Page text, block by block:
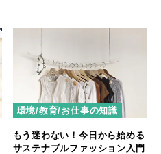
環境/教育/お仕事の知識
もう迷わない！今日から始める
サステナブルファッション入門